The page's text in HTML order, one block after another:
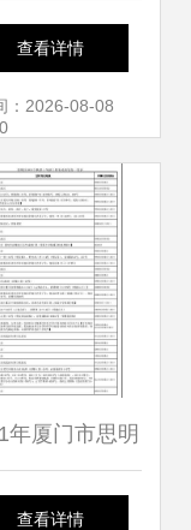
记厦门市仙岳
年成长礼
活动
查看详情
：2026-08-08
年厦门市思明
学划片招生一
查看详情